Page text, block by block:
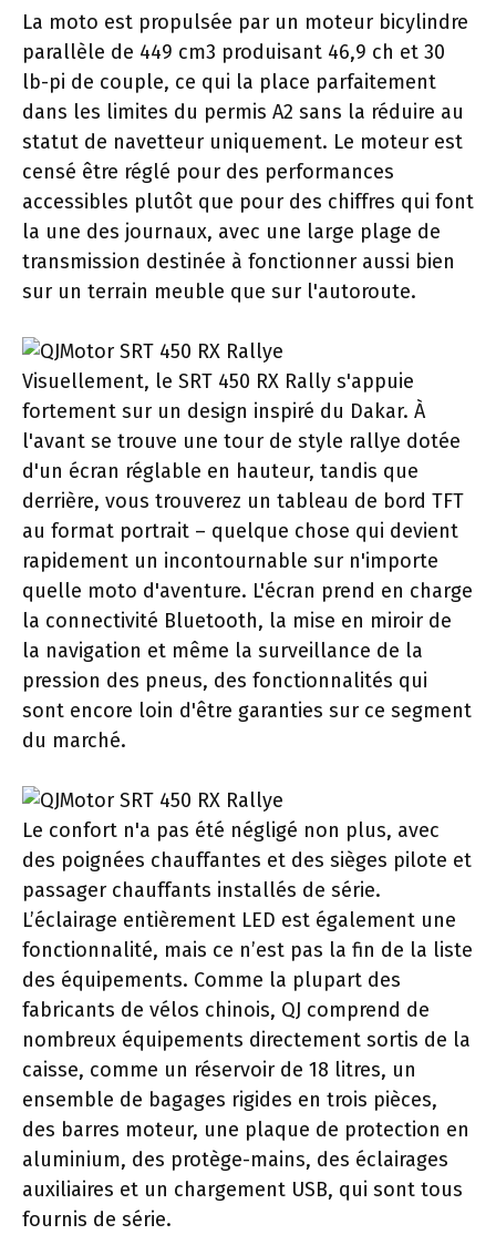
La moto est propulsée par un moteur bicylindre
parallèle de 449 cm3 produisant 46,9 ch et 30
lb-pi de couple, ce qui la place parfaitement
dans les limites du permis A2 sans la réduire au
statut de navetteur uniquement. Le moteur est
censé être réglé pour des performances
accessibles plutôt que pour des chiffres qui font
la une des journaux, avec une large plage de
transmission destinée à fonctionner aussi bien
sur un terrain meuble que sur l'autoroute.
Visuellement, le SRT 450 RX Rally s'appuie
fortement sur un design inspiré du Dakar. À
l'avant se trouve une tour de style rallye dotée
d'un écran réglable en hauteur, tandis que
derrière, vous trouverez un tableau de bord TFT
au format portrait – quelque chose qui devient
rapidement un incontournable sur n'importe
quelle moto d'aventure. L'écran prend en charge
la connectivité Bluetooth, la mise en miroir de
la navigation et même la surveillance de la
pression des pneus, des fonctionnalités qui
sont encore loin d'être garanties sur ce segment
du marché.
Le confort n'a pas été négligé non plus, avec
des poignées chauffantes et des sièges pilote et
passager chauffants installés de série.
L’éclairage entièrement LED est également une
fonctionnalité, mais ce n’est pas la fin de la liste
des équipements. Comme la plupart des
fabricants de vélos chinois, QJ comprend de
nombreux équipements directement sortis de la
caisse, comme un réservoir de 18 litres, un
ensemble de bagages rigides en trois pièces,
des barres moteur, une plaque de protection en
aluminium, des protège-mains, des éclairages
auxiliaires et un chargement USB, qui sont tous
fournis de série.